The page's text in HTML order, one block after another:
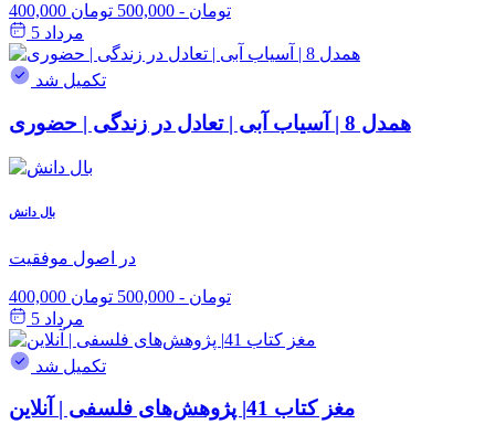
400,000 تومان - 500,000 تومان
مرداد 5
تکمیل شد
همدل 8 | آسیاب آبی | تعادل در زندگی | حضوری
بال دانش
در اصول موفقیت
400,000 تومان - 500,000 تومان
مرداد 5
تکمیل شد
مغز کتاب 41| پژوهش‌های فلسفی | آنلاین